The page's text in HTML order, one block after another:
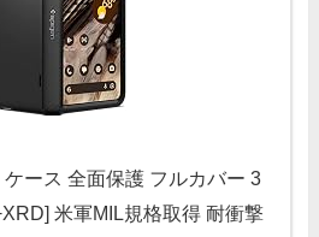
ース 全面保護 フルカバー 3
米軍MIL規格取得 耐衝撃